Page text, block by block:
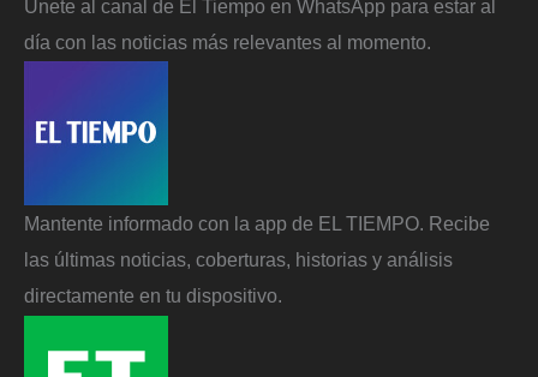
Únete al canal de El Tiempo en WhatsApp para estar al
día con las noticias más relevantes al momento.
Mantente informado con la app de EL TIEMPO. Recibe
las últimas noticias, coberturas, historias y análisis
directamente en tu dispositivo.